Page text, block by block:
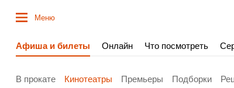
Меню
Афиша и билеты Онлайн Что посмотреть
В прокате Кинотеатры Премьеры Подборки